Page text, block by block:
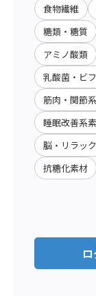
食物繊維
糖類・糖質
アミノ酸類
乳酸菌・ビ
筋肉・関節
睡眠改善系
脳・リラッ
抗糖化素材